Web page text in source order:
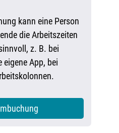
kann eine Person
die Arbeitszeiten
z. B. bei
eigene App, bei